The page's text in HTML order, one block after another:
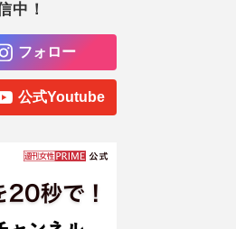
中！
フォロー
公式Youtube